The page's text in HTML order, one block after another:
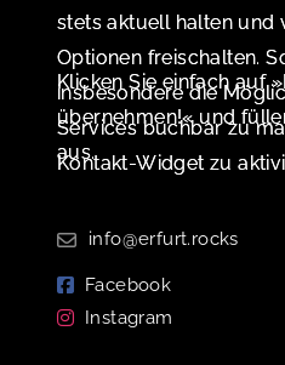
stets aktuell halten und
Optionen freischalten.
insbesondere die
Services buchbar zu
Kontakt-Widget zu
Klicken Sie einfach auf
übernehmen!« und
aus.
info@erfurt.rocks
Facebook
Instagram